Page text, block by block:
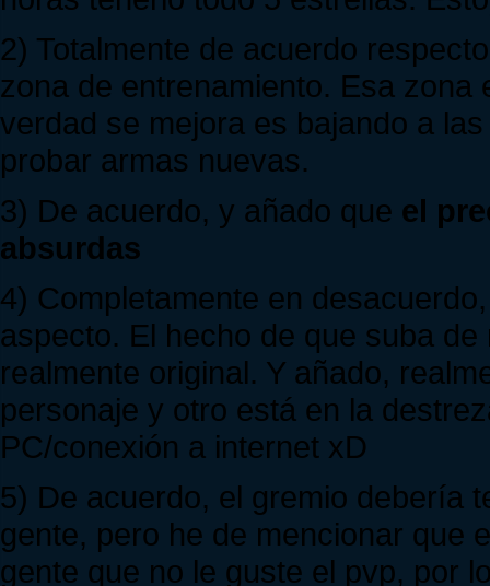
2) Totalmente de acuerdo
zona de entrenamiento. Esa
verdad se mejora es bajando a
probar armas nuevas.
3) De acuerdo, y añado que el
absurdas
4) Completamente en
aspecto. El hecho de que suba
realmente original. Y añado,
personaje y otro está en la
PC/conexión a internet xD
5) De acuerdo, el gremio debería
gente, pero he de mencionar que
gente que no le guste el pvp, por